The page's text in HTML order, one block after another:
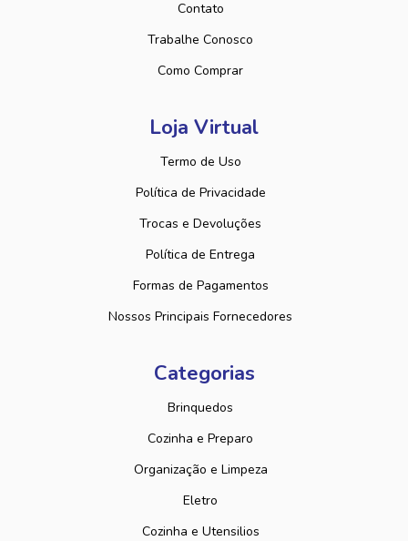
Contato
Trabalhe Conosco
Como Comprar
Loja Virtual
Termo de Uso
Política de Privacidade
Trocas e Devoluções
Política de Entrega
Formas de Pagamentos
Nossos Principais Fornecedores
Categorias
Brinquedos
Cozinha e Preparo
Organização e Limpeza
Eletro
Cozinha e Utensilios